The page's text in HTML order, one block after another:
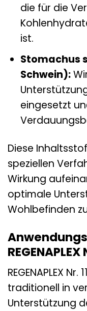
die für die
ist.
Stomachus
Schwein):
eingesetzt
Diese
speziellen
Wirkung
optimale
Wohlbefinden
REGENAPLEX
traditionell in
Unterstützung